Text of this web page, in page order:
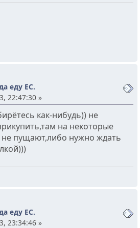
еду ЕС.
22:47:30 »
как-нибудь)) не
на некоторые
пущают,либо нужно ждать
еду ЕС.
23:34:46 »